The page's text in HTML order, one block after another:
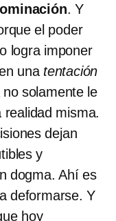
. Y
el poder
logra imponer
una tentación
solamente le
realidad misma.
dejan
y
dogma. Ahí es
deformarse. Y
hoy